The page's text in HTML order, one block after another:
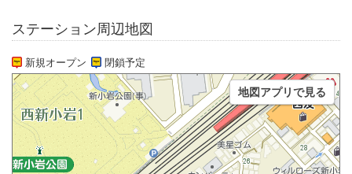
ステーション周辺地図
新規オープン 閉鎖予定
地図アプリで見る